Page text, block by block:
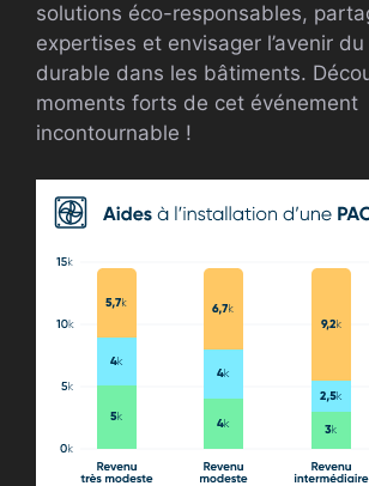
solutions éco-responsables,
expertises et envisager l’avenir
durable dans les bâtiments.
moments forts de cet événement
incontournable !